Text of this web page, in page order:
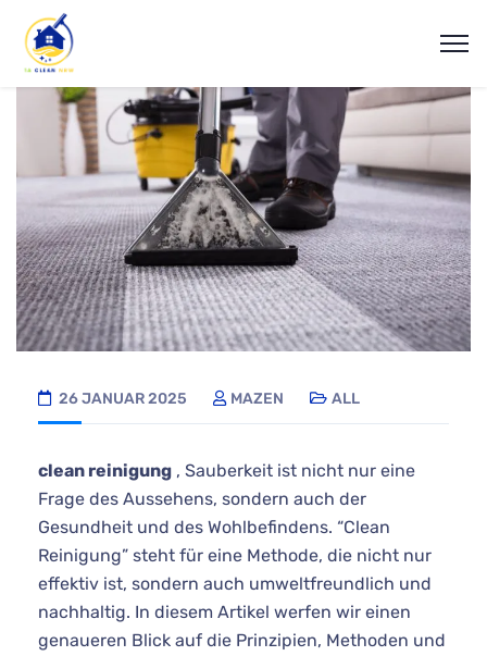
26 JANUAR 2025 MAZEN ALL
clean reinigung , Sauberkeit ist nicht nur eine
Frage des Aussehens, sondern auch der
Gesundheit und des Wohlbefindens. “Clean
Reinigung” steht für eine Methode, die nicht nur
effektiv ist, sondern auch umweltfreundlich und
nachhaltig. In diesem Artikel werfen wir einen
genaueren Blick auf die Prinzipien, Methoden und